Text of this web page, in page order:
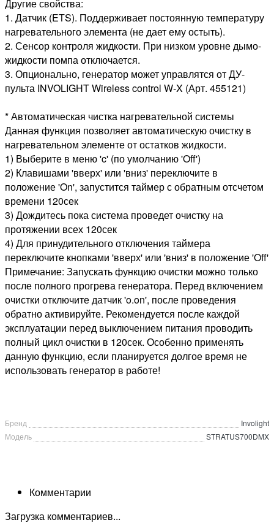
Другие свойства:
1. Датчик (ETS). Поддерживает постоянную температуру
нагревательного элемента (не дает ему остыть).
2. Сенсор контроля жидкости. При низком уровне дымо-
жидкости помпа отключается.
3. Опционально, генератор может управлятся от ДУ-
пульта INVOLIGHT Wireless control W-X (Арт. 455121)
* Автоматическая чистка нагревательной системы
Данная функция позволяет автоматическую очистку в
нагревательном элементе от остатков жидкости.
1) Выберите в меню 'c' (по умолчанию 'Off')
2) Клавишами 'вверх' или 'вниз' переключите в
положение 'On', запустится таймер с обратным отсчетом
времени 120сек
3) Дождитесь пока система проведет очистку на
протяжении всех 120сек
4) Для принудительного отключения таймера
переключите кнопками 'вверх' или 'вниз' в положение 'Off'
Примечание: Запускать функцию очистки можно только
после полного прогрева генератора. Перед включением
очистки отключите датчик 'o.on', после проведения
обратно активируйте. Рекомендуется после каждой
эксплуатации перед выключением питания проводить
полный цикл очистки в 120сек. Особенно применять
данную функцию, если планируется долгое время не
использовать генератор в работе!
Бренд
Involight
Модель
STRATUS700DMX
Комментарии
Загрузка комментариев...